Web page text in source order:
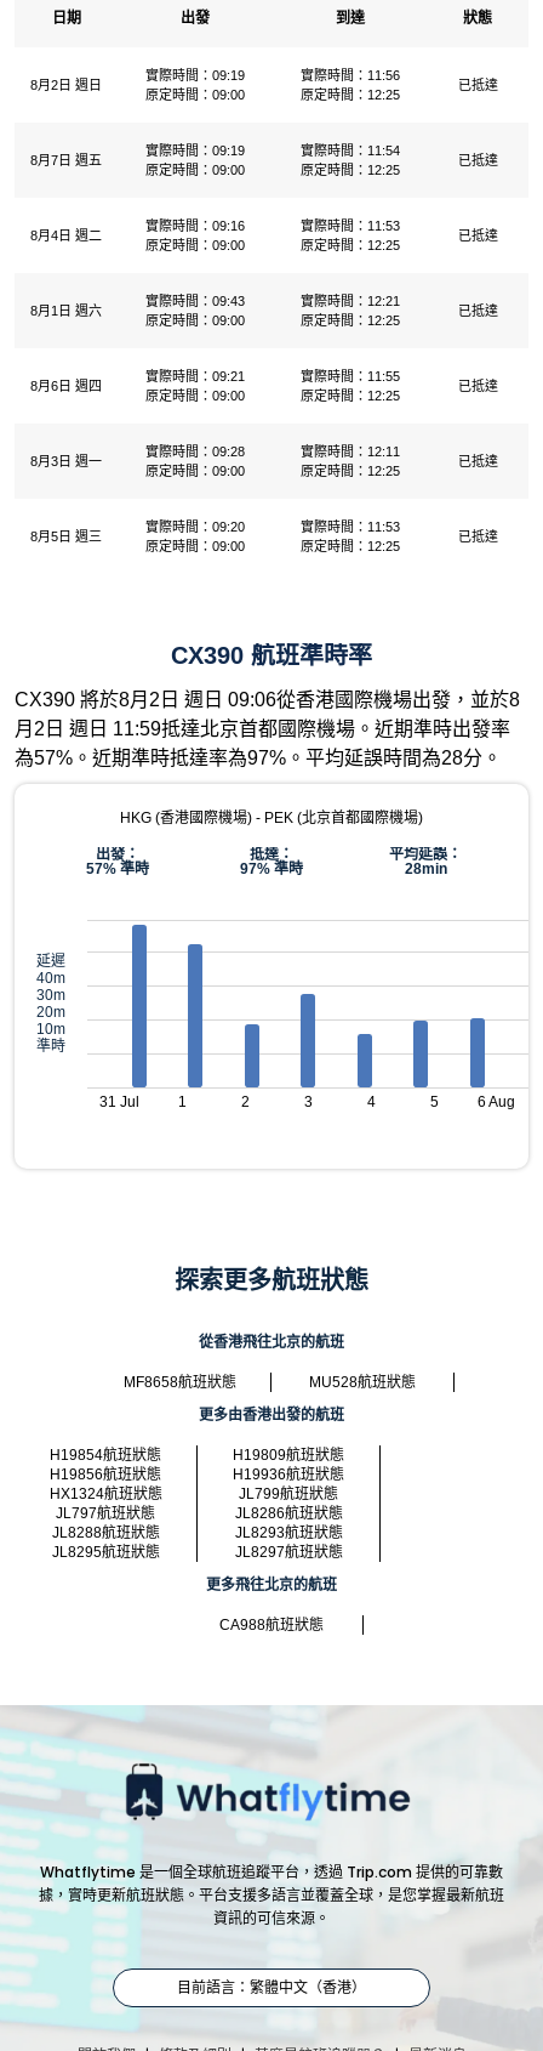
日期 出發 到達 狀態
8月2日 週日
實際時間：09:19
原定時間：09:00
實際時間：11:56
原定時間：12:25
已抵達
8月7日 週五
實際時間：09:19
原定時間：09:00
實際時間：11:54
原定時間：12:25
已抵達
8月4日 週二
實際時間：09:16
原定時間：09:00
實際時間：11:53
原定時間：12:25
已抵達
8月1日 週六
實際時間：09:43
原定時間：09:00
實際時間：12:21
原定時間：12:25
已抵達
8月6日 週四
實際時間：09:21
原定時間：09:00
實際時間：11:55
原定時間：12:25
已抵達
8月3日 週一
實際時間：09:28
原定時間：09:00
實際時間：12:11
原定時間：12:25
已抵達
8月5日 週三
實際時間：09:20
原定時間：09:00
實際時間：11:53
原定時間：12:25
已抵達
CX390 航班準時率
CX390 將於8月2日 週日 09:06從香港國際機場出發，並於8
月2日 週日 11:59抵達北京首都國際機場。近期準時出發率
為57%。近期準時抵達率為97%。平均延誤時間為28分。
HKG (香港國際機場) - PEK (北京首都國際機場)
出發：
57% 準時
抵達：
97% 準時
平均延誤：
28min
延遲
40m
30m
20m
10m
準時
31 Jul 1 2 3 4 5 6 Aug
探索更多航班狀態
從香港飛往北京的航班
MF8658航班狀態
MU528航班狀態
更多由香港出發的航班
H19854航班狀態
H19809航班狀態
H19856航班狀態
H19936航班狀態
HX1324航班狀態
JL799航班狀態
JL797航班狀態
JL8286航班狀態
JL8288航班狀態
JL8293航班狀態
JL8295航班狀態
JL8297航班狀態
更多飛往北京的航班
CA988航班狀態
Whatflytime 是一個全球航班追蹤平台，透過 Trip.com 提供的可靠數
據，實時更新航班狀態。平台支援多語言並覆蓋全球，是您掌握最新航班
資訊的可信來源。
目前語言：繁體中文（香港）